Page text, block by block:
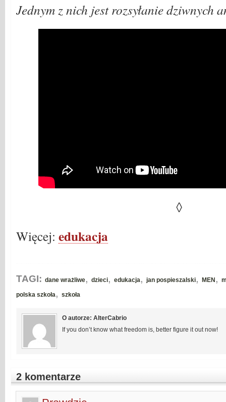
Jednym z nich jest rozsyłanie dziwnych
◊
Więcej: edukacja
TAGI: dane wrażliwe, dzieci, edukacja , jan pospieszalski, MEN ,
polska szkoła , szkoła
O autorze: AlterCabrio
If you don’t know what freedom is, better figure it out now!
2 komentarze